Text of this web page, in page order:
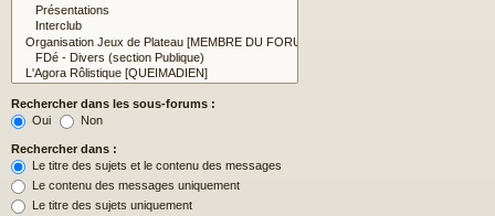
Rechercher dans les sous-forums :
Oui
Non
Rechercher dans :
Le titre des sujets et le contenu des messages
Le contenu des messages uniquement
Le titre des sujets uniquement